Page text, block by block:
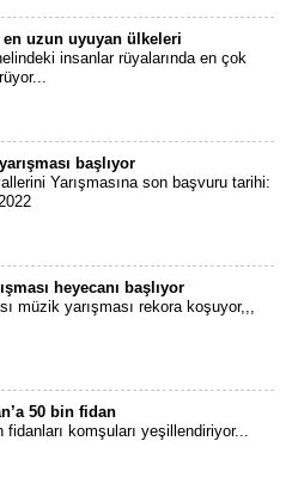
en uzun uyuyan ülkeleri
insanlar rüyalarında en çok
başlıyor
Yarışmasına son başvuru tarihi:
heyecanı başlıyor
müzik yarışması rekora koşuyor,,,
50 bin fidan
fidanları komşuları yeşillendiriyor...